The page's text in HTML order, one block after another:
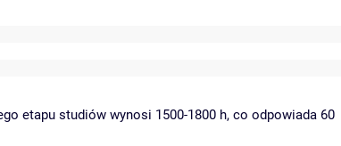
etapu studiów wynosi 1500-1800 h, co odpowiada 60